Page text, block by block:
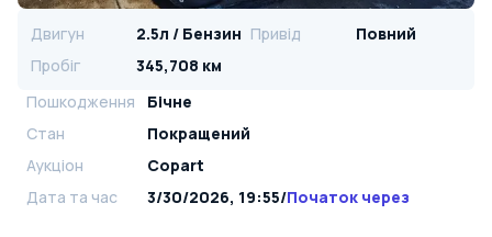
Двигун 2.5л / Бензин Привід
Повний
Пробіг
345,708 км
Пошкодження
Бічне
Стан
Покращений
Аукціон
Copart
Дата та час
3/30/2026, 19:55/Початок через